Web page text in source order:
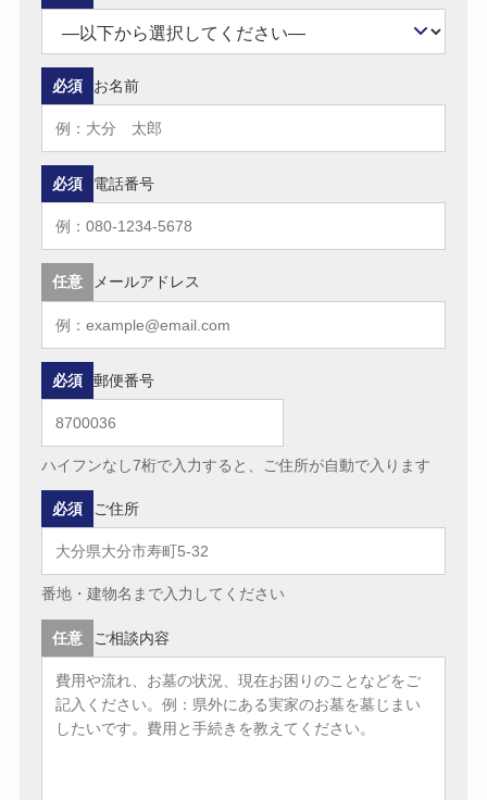
お名前
必須
電話番号
必須
メールアドレス
任意
郵便番号
必須
ハイフンなし7桁で入力すると、ご住所が自動で入ります
ご住所
必須
番地・建物名まで入力してください
ご相談内容
任意